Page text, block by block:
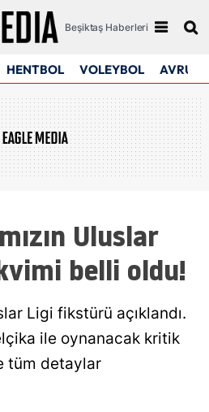
Beşiktaş Haberleri
HENTBOL VOLEYBOL
Uluslar
belli oldu!
Ligi fikstürü açıklandı.
ile oynanacak kritik
tüm detaylar